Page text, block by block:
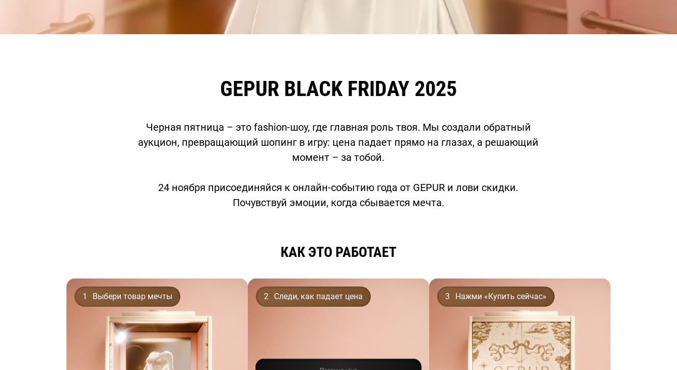
GEPUR BLACK FRIDAY 2025
Черная пятница – это fashion-шоу, где главная роль твоя. Мы создали обратный
аукцион, превращающий шопинг в игру: цена падает прямо на глазах, а решающий
момент – за тобой.
24 ноября присоединяйся к онлайн-событию года от GEPUR и лови скидки.
Почувствуй эмоции, когда сбывается мечта.
КАК ЭТО РАБОТАЕТ
1 Выбери товар мечты 2 Следи, как падает цена 3 Нажми «Купить сейчас»